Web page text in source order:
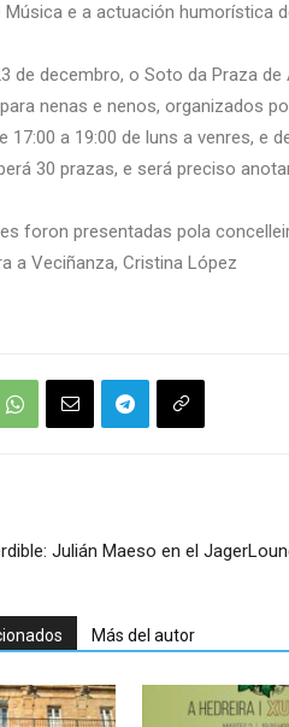
Música e a actuación humorística
de decembro, o Soto da Praza
nenas e nenos, organizados
17:00 a 19:00 de luns a venres, e
30 prazas, e será preciso
foron presentadas pola
a Veciñanza, Cristina López
Julián Maeso en el
Más del autor